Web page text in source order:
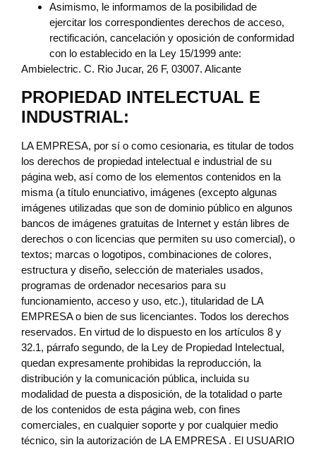
Asimismo, le informamos de la posibilidad de
ejercitar los correspondientes derechos de acceso,
rectificación, cancelación y oposición de conformidad
con lo establecido en la Ley 15/1999 ante:
Ambielectric. C. Rio Jucar, 26 F, 03007. Alicante
PROPIEDAD INTELECTUAL E
INDUSTRIAL:
LA EMPRESA, por sí o como cesionaria, es titular de todos
los derechos de propiedad intelectual e industrial de su
página web, así como de los elementos contenidos en la
misma (a título enunciativo, imágenes (excepto algunas
imágenes utilizadas que son de dominio público en algunos
bancos de imágenes gratuitas de Internet y están libres de
derechos o con licencias que permiten su uso comercial), o
textos; marcas o logotipos, combinaciones de colores,
estructura y diseño, selección de materiales usados,
programas de ordenador necesarios para su
funcionamiento, acceso y uso, etc.), titularidad de LA
EMPRESA o bien de sus licenciantes. Todos los derechos
reservados. En virtud de lo dispuesto en los artículos 8 y
32.1, párrafo segundo, de la Ley de Propiedad Intelectual,
quedan expresamente prohibidas la reproducción, la
distribución y la comunicación pública, incluida su
modalidad de puesta a disposición, de la totalidad o parte
de los contenidos de esta página web, con fines
comerciales, en cualquier soporte y por cualquier medio
técnico, sin la autorización de LA EMPRESA . El USUARIO